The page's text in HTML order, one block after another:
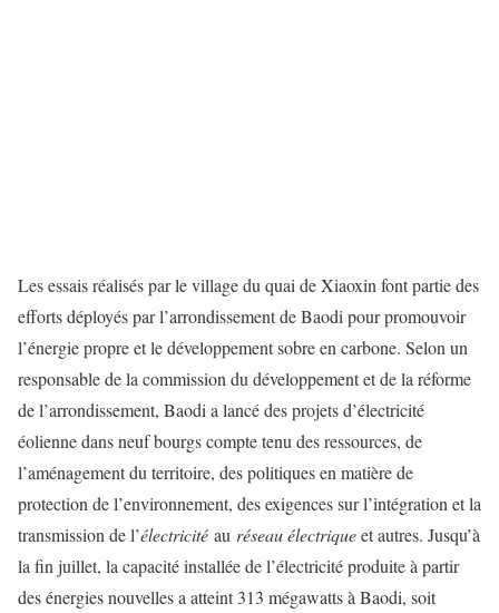
Les essais réalisés par le village du quai de Xiaoxin font partie des
efforts déployés par l’arrondissement de Baodi pour promouvoir
l’énergie propre et le développement sobre en carbone. Selon un
responsable de la commission du développement et de la réforme
de l’arrondissement, Baodi a lancé des projets d’électricité
éolienne dans neuf bourgs compte tenu des ressources, de
l’aménagement du territoire, des politiques en matière de
protection de l’environnement, des exigences sur l’intégration et la
transmission de l’électricité au réseau électriqueet autres. Jusqu’à
la fin juillet, la capacité installée de l’électricité produite à partir
des énergies nouvelles a atteint 313 mégawatts à Baodi, soit